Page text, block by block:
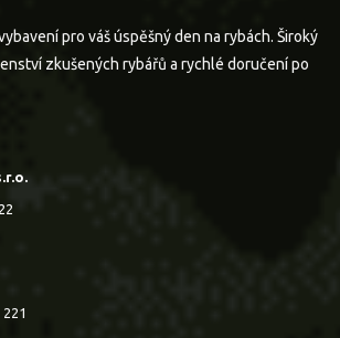
pro váš úspěšný den na rybách. Široký
zkušených rybářů a rychlé doručení po